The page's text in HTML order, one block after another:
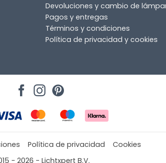
Devoluciones y cambio de
Pagos y entregas
Términos y condiciones
Política de privacidad y cookies
Política de privacidad
Cookies
- 2026 - Lichtxpert B.V.